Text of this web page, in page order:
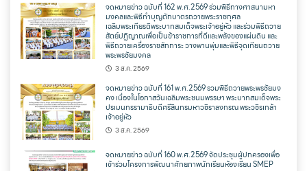
จดหมายข่าว ฉบับที่ 162 พ.ศ.2569 ร่วมพิธีทางศาสนามหา
มงคลและพิธีทำบุญตักบาตรถวายพระราชกุศล
เฉลิมพระเกียรติพระบาทสมเด็จพระเจ้าอยู่หัว และร่วมพิธีถวาย
สัตย์ปฏิญาณเพื่อเป็นข้าราชการที่ดีและพลังของแผ่นดิน และ
พิธีถวายเครื่องราชสักการะ วางพานพุ่มและพิธีจุดเทียนถวาย
พระพรชัยมงคล
3 ส.ค. 2569
จดหมายข่าว ฉบับที่ 161 พ.ศ.2569 รวมพิธีถวายพระพรชัยมง
คง เนื่องในโอกาสวันเฉลิมพระชนมพรรษา พระบาทสมเด็จพระ
ปรเมนทรรามาธิบดีศรีสินทรมหาวชิราลงกรณ พระวชิรเกล้า
เจ้าอยู่หัว
3 ส.ค. 2569
จดหมายข่าว ฉบับที่ 160 พ.ศ.2569 จัดประชุมผู้ปกครองเพื่อ
เข้าร่วมโครงการพัฒนาศักยภาพนักเรียนห้องเรียน SMEP